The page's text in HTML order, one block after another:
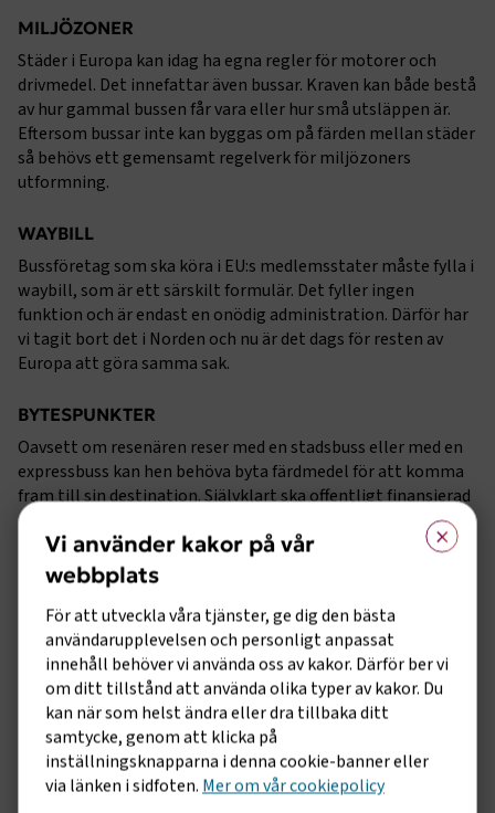
MILJÖZONER
Städer i Europa kan idag ha egna regler för motorer och
drivmedel. Det innefattar även bussar. Kraven kan både bestå
av hur gammal bussen får vara eller hur små utsläppen är.
Eftersom bussar inte kan byggas om på färden mellan städer
så behövs ett gemensamt regelverk för miljözoners
utformning.
WAYBILL
Bussföretag som ska köra i EU:s medlemsstater måste fylla i
waybill, som är ett särskilt formulär. Det fyller ingen
funktion och är endast en onödig administration. Därför har
vi tagit bort det i Norden och nu är det dags för resten av
Europa att göra samma sak.
BYTESPUNKTER
Oavsett om resenären reser med en stadsbuss eller med en
expressbuss kan hen behöva byta färdmedel för att komma
fram till sin destination. Självklart ska offentligt finansierad
infrastruktur vara öppen och konkurrensneutral för alla
trafikslag i hela EU. Vi måste visa tydligt för alla ägare av
offentlig infrastruktur att hela kollektivtrafiken fungerar
bättre om vi räknar och behandlar all kollektivtrafik –
turistbussar, linjebussar och expressbussar –
konkurrensneutralt.
Utmaningar
KÖR-OCH VILOTIDER
EU beslutar regelverket för kör- och vilotider för buss och
lastbil men reglerna tillämpas på olika sätt i
×
Vi använder kakor på vår
webbplats
För att utveckla våra tjänster, ge dig den bästa
användarupplevelsen och personligt anpassat
innehåll behöver vi använda oss av kakor. Därför ber vi
om ditt tillstånd att använda olika typer av kakor. Du
kan när som helst ändra eller dra tillbaka ditt
samtycke, genom att klicka på
inställningsknapparna i denna cookie-banner eller
via länken i sidfoten.Mer om vår cookiepolicy